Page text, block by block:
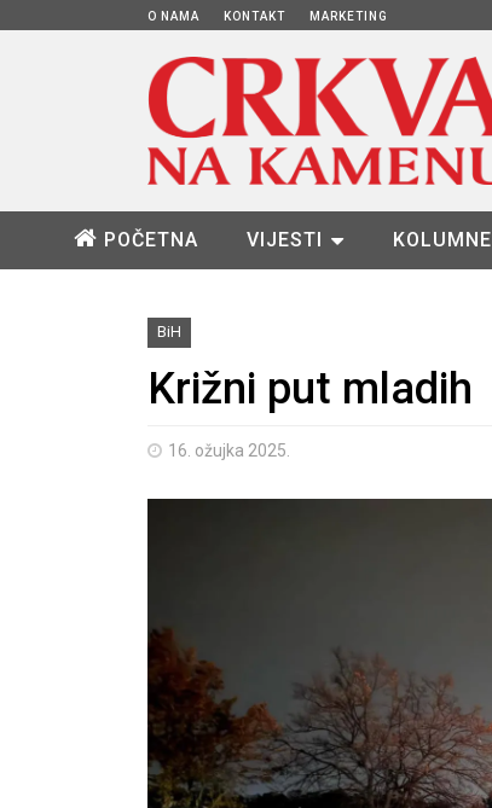
O NAMA KONTAKT MARKETING
POČETNA VIJESTI KOLUMNE
BiH
Križni put mladih
16. ožujka 2025.